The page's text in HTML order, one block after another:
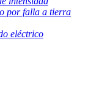
por falla a tierra
eléctrico